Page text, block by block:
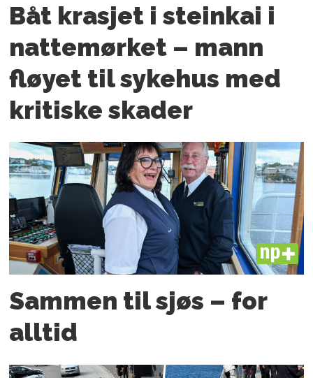
Båt krasjet i steinkai i
nattemørket – mann
fløyet til sykehus med
kritiske skader
PLUS
Sammen til sjøs – for
alltid